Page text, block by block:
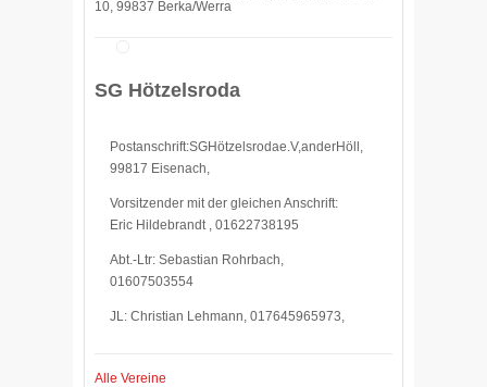
10, 99837 Berka/Werra
SG Hötzelsroda
Postanschrift:SGHötzelsrodae.V,anderHöll,
99817 Eisenach,
Vorsitzender mit der gleichen Anschrift:
Eric Hildebrandt , 01622738195
Abt.-Ltr: Sebastian Rohrbach,
01607503554
JL: Christian Lehmann, 017645965973,
Alle Vereine